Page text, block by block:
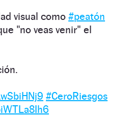
visual como #peatón
"no veas venir" el
#CeroRiesgos